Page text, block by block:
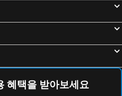
혜택을 받아보세요